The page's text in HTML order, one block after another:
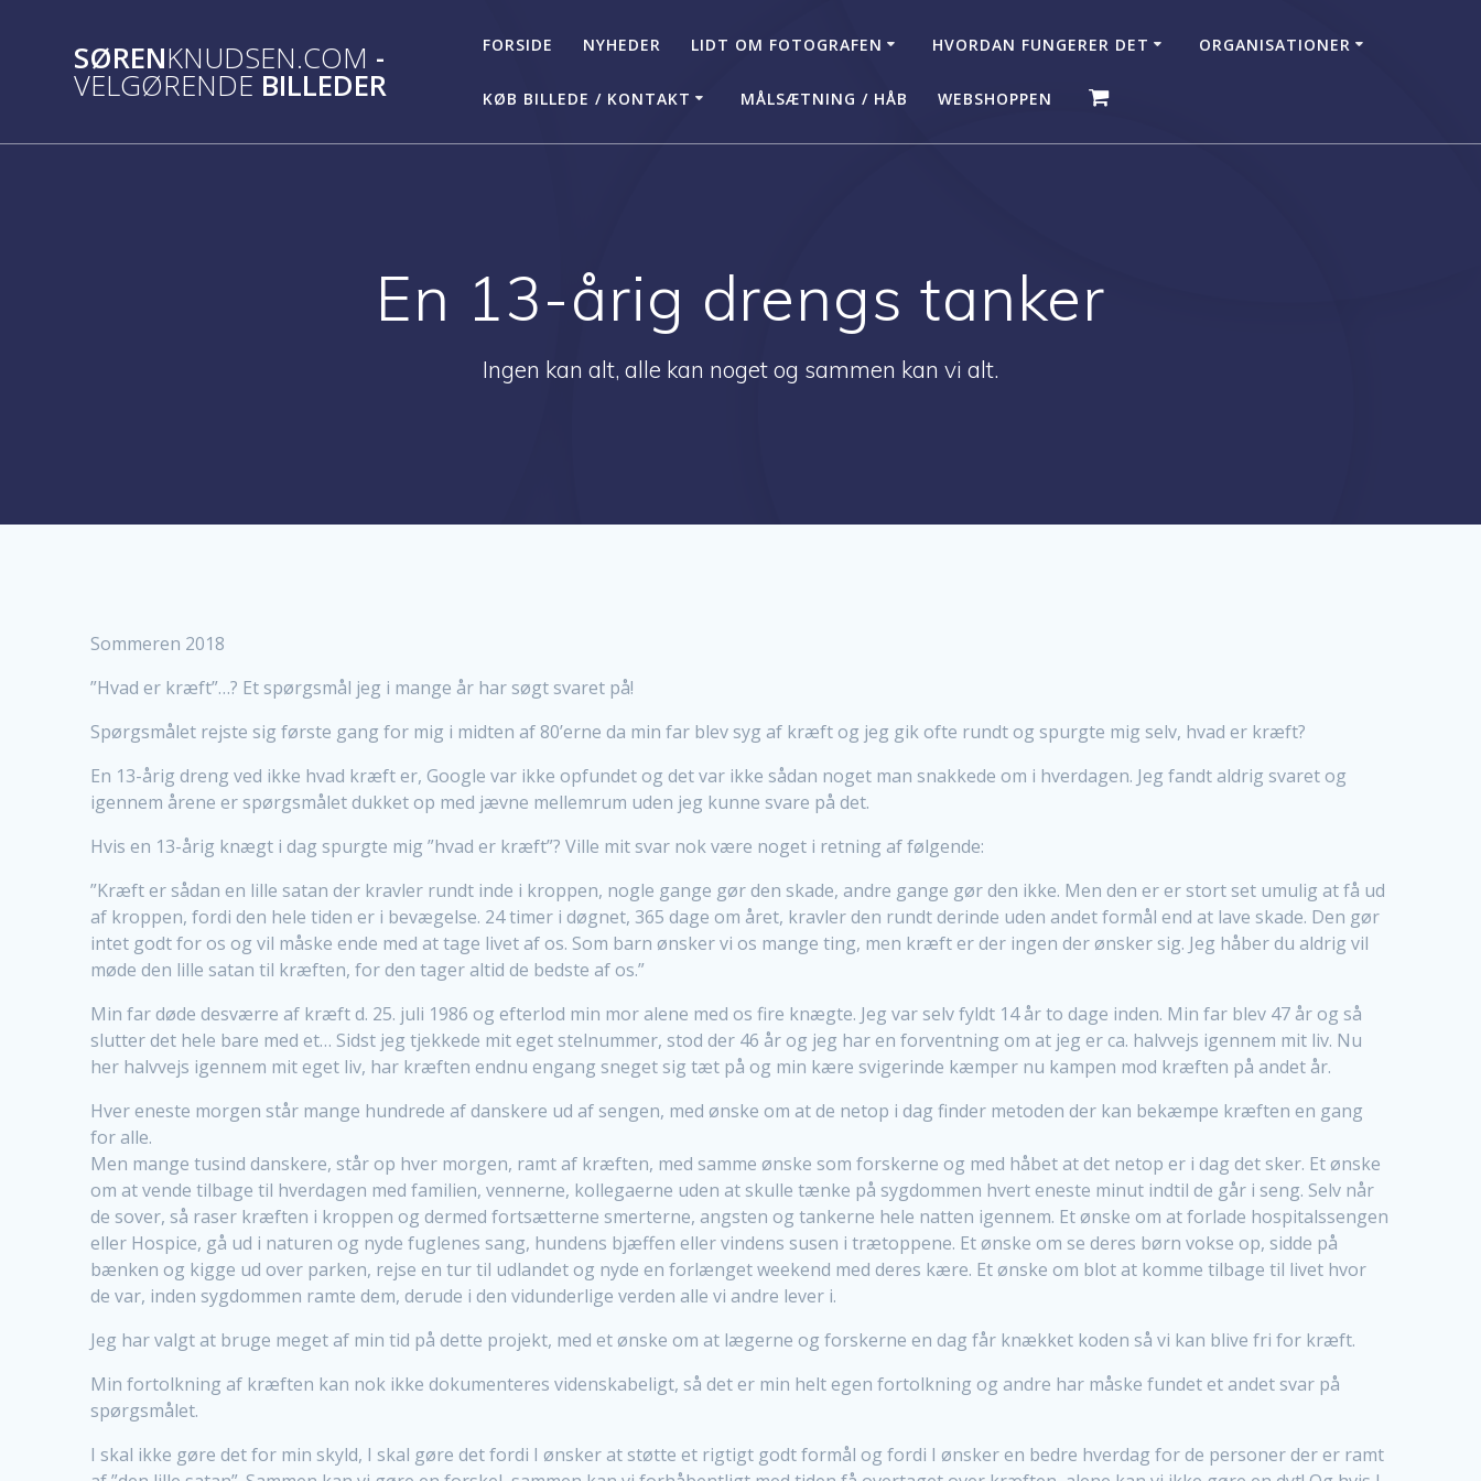
SØRENKNUDSEN.COM -
VELGØRENDE BILLEDER
FORSIDE NYHEDER LIDT OM FOTOGRAFEN HVORDAN FUNGERER DET ORGANISATIONER
KØB BILLEDE / KONTAKT MÅLSÆTNING / HÅB WEBSHOPPEN
En 13-årig drengs tanker
Ingen kan alt, alle kan noget og sammen kan vi alt.
Sommeren 2018
”Hvad er kræft”…? Et spørgsmål jeg i mange år har søgt svaret på!
Spørgsmålet rejste sig første gang for mig i midten af 80’erne da min far blev syg af kræft og jeg gik ofte rundt og spurgte mig selv, hvad er kræft?
En 13-årig dreng ved ikke hvad kræft er, Google var ikke opfundet og det var ikke sådan noget man snakkede om i hverdagen. Jeg fandt aldrig svaret og
igennem årene er spørgsmålet dukket op med jævne mellemrum uden jeg kunne svare på det.
Hvis en 13-årig knægt i dag spurgte mig ”hvad er kræft”? Ville mit svar nok være noget i retning af følgende:
”Kræft er sådan en lille satan der kravler rundt inde i kroppen, nogle gange gør den skade, andre gange gør den ikke. Men den er er stort set umulig at få ud
af kroppen, fordi den hele tiden er i bevægelse. 24 timer i døgnet, 365 dage om året, kravler den rundt derinde uden andet formål end at lave skade. Den gør
intet godt for os og vil måske ende med at tage livet af os. Som barn ønsker vi os mange ting, men kræft er der ingen der ønsker sig. Jeg håber du aldrig vil
møde den lille satan til kræften, for den tager altid de bedste af os.”
Min far døde desværre af kræft d. 25. juli 1986 og efterlod min mor alene med os fire knægte. Jeg var selv fyldt 14 år to dage inden. Min far blev 47 år og så
slutter det hele bare med et… Sidst jeg tjekkede mit eget stelnummer, stod der 46 år og jeg har en forventning om at jeg er ca. halvvejs igennem mit liv. Nu
her halvvejs igennem mit eget liv, har kræften endnu engang sneget sig tæt på og min kære svigerinde kæmper nu kampen mod kræften på andet år.
Hver eneste morgen står mange hundrede af danskere ud af sengen, med ønske om at de netop i dag finder metoden der kan bekæmpe kræften en gang
for alle.
Men mange tusind danskere, står op hver morgen, ramt af kræften, med samme ønske som forskerne og med håbet at det netop er i dag det sker. Et ønske
om at vende tilbage til hverdagen med familien, vennerne, kollegaerne uden at skulle tænke på sygdommen hvert eneste minut indtil de går i seng. Selv når
de sover, så raser kræften i kroppen og dermed fortsætterne smerterne, angsten og tankerne hele natten igennem. Et ønske om at forlade hospitalssengen
eller Hospice, gå ud i naturen og nyde fuglenes sang, hundens bjæffen eller vindens susen i trætoppene. Et ønske om se deres børn vokse op, sidde på
bænken og kigge ud over parken, rejse en tur til udlandet og nyde en forlænget weekend med deres kære. Et ønske om blot at komme tilbage til livet hvor
de var, inden sygdommen ramte dem, derude i den vidunderlige verden alle vi andre lever i.
Jeg har valgt at bruge meget af min tid på dette projekt, med et ønske om at lægerne og forskerne en dag får knækket koden så vi kan blive fri for kræft.
Min fortolkning af kræften kan nok ikke dokumenteres videnskabeligt, så det er min helt egen fortolkning og andre har måske fundet et andet svar på
spørgsmålet.
I skal ikke gøre det for min skyld, I skal gøre det fordi I ønsker at støtte et rigtigt godt formål og fordi I ønsker en bedre hverdag for de personer der er ramt